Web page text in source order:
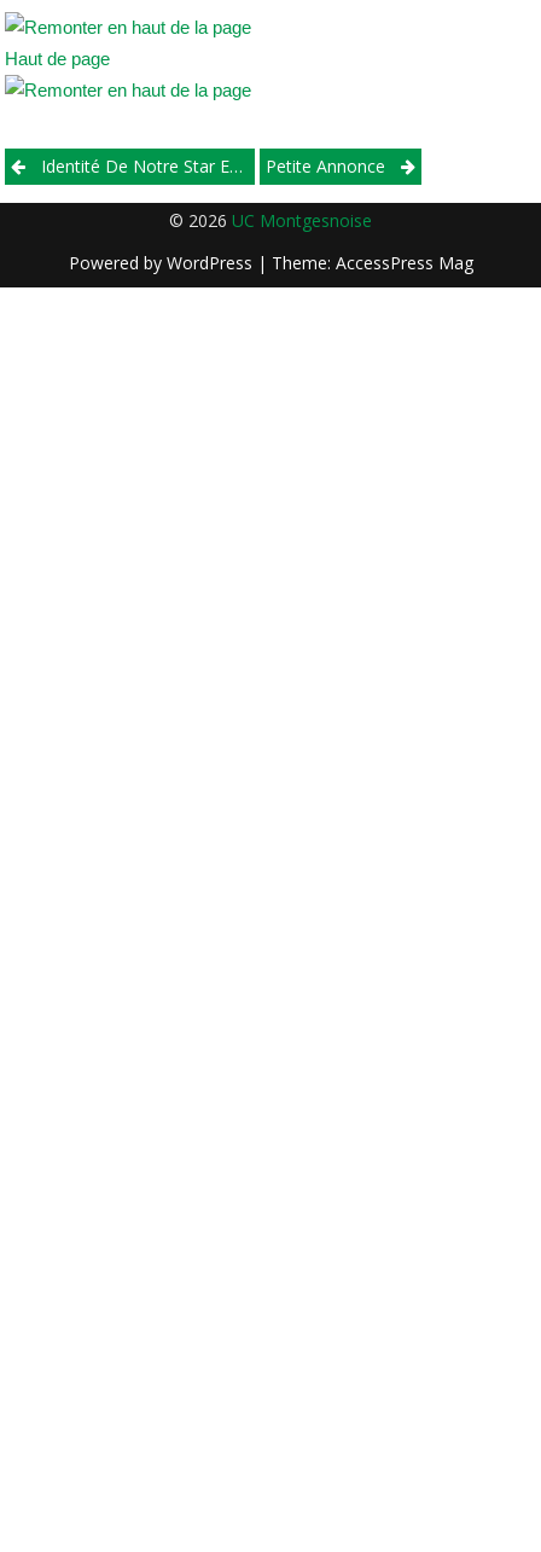
Haut de page
Post
navigation
Identité De Notre Star Et Artiste. Petite Annonce
© 2026 UC Montgesnoise
Powered by WordPress | Theme: AccessPress Mag